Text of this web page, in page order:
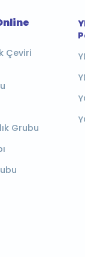
Çeviri
Grubu